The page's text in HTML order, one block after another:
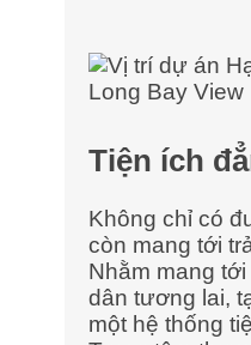
Tiện ích
Không chỉ có
còn mang tới
Nhằm mang
dân tương lai,
một hệ thống